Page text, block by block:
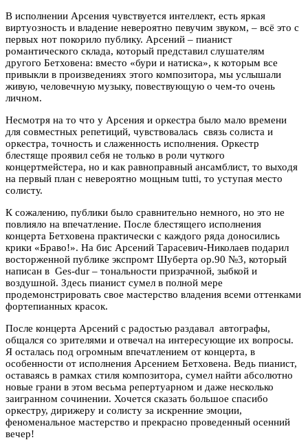
В исполнении Арсения чувствуется интеллект, есть яркая
виртуозность и владение невероятно певучим звуком, – всё это с
первых нот покорило публику. Арсений – пианист
романтического склада, который представил слушателям
другого Бетховена: вместо «бури и натиска», к которым все
привыкли в произведениях этого композитора, мы услышали
живую, человечную музыку, повествующую о чем-то очень
личном.
Несмотря на то что у Арсения и оркестра было мало времени
для совместных репетиций, чувствовалась связь солиста и
оркестра, точность и слаженность исполнения. Оркестр
блестяще проявил себя не только в роли чуткого
концертмейстера, но и как равноправный ансамблист, то выходя
на первый план с невероятно мощным tutti, то уступая место
солисту.
К сожалению, публики было сравнительно немного, но это не
повлияло на впечатление. После блестящего исполнения
концерта Бетховена практически с каждого ряда доносились
крики «Браво!». На бис Арсений Тарасевич-Николаев подарил
восторженной публике экспромт Шуберта ор.90 №3, который
написан в Ges-dur – тональности призрачной, зыбкой и
воздушной. Здесь пианист сумел в полной мере
продемонстрировать свое мастерство владения всеми оттенками
фортепианных красок.
После концерта Арсений с радостью раздавал автографы,
общался со зрителями и отвечал на интересующие их вопросы.
Я осталась под огромным впечатлением от концерта, в
особенности от исполнения Арсением Бетховена. Ведь пианист,
оставаясь в рамках стиля композитора, сумел найти абсолютно
новые грани в этом весьма репертуарном и даже несколько
заигранном сочинении. Хочется сказать большое спасибо
оркестру, дирижеру и солисту за искренние эмоции,
феноменальное мастерство и прекрасно проведенный осенний
вечер!